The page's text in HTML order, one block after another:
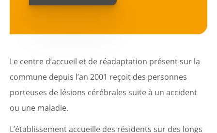
Le centre d’accueil et de réadaptation présent sur la
commune depuis l’an 2001 reçoit des personnes
porteuses de lésions cérébrales suite à un accident
ou une maladie.
L’établissement accueille des résidents sur des longs
Dynamique
Annuaire